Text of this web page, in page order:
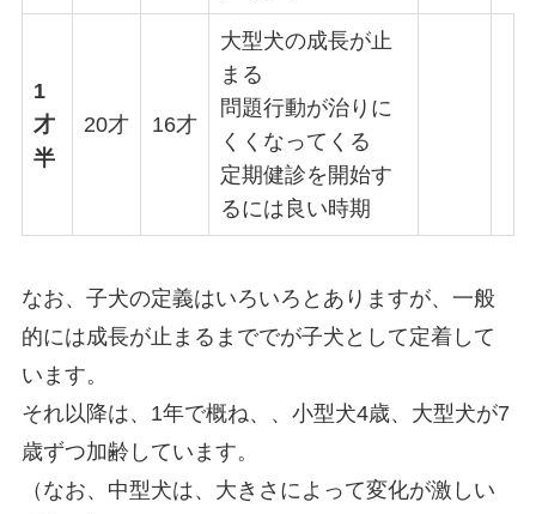
1
才
半
20才 16才
大型犬の成長が止
まる
問題行動が治りに
くくなってくる
定期健診を開始す
るには良い時期
なお、子犬の定義はいろいろとありますが、一般
的には成長が止まるまででが子犬として定着して
います。
それ以降は、1年で概ね、、小型犬4歳、大型犬が7
歳ずつ加齢しています。
（なお、中型犬は、大きさによって変化が激しい